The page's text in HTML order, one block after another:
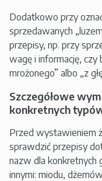
Dodatkowo przy
sprzedawanych
przepisy, np. przy
wagę i informację, czy
mrożonego” albo „z
Szczegółowe
konkretnych
Przed wystawieniem
sprawdzić przepisy
nazw dla konkretnych
innymi: miodu,